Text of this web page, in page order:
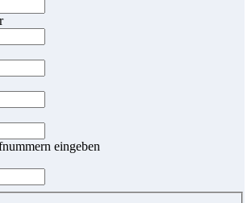
eingeben